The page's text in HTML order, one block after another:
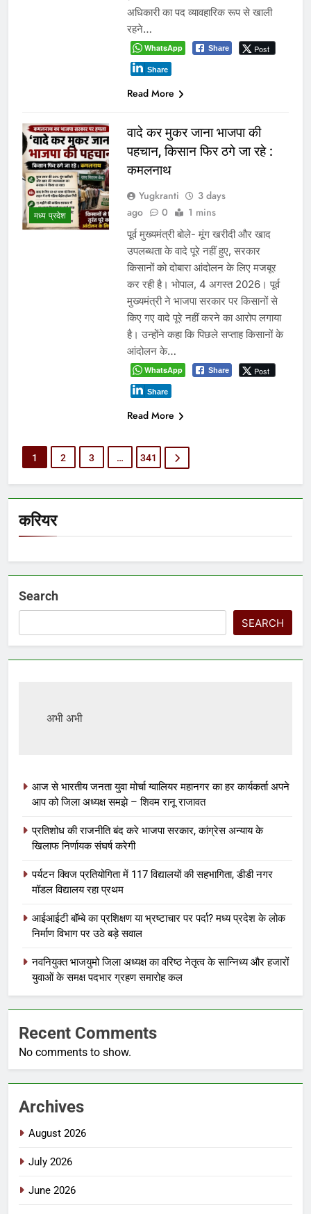
करियर
अधिकारी का पद व्यावहारिक रूप से खाली
रहने…
WhatsApp Share Post
Share
Read More
मध्य प्रदेश
वादे कर मुकर जाना भाजपा की
पहचान, किसान फिर ठगे जा रहे :
कमलनाथ
Yugkranti
3 days
ago
0 1 mins
पूर्व मुख्यमंत्री बोले- मूंग खरीदी और खाद
उपलब्धता के वादे पूरे नहीं हुए, सरकार
किसानों को दोबारा आंदोलन के लिए मजबूर
कर रही है। भोपाल, 4 अगस्त 2026। पूर्व
मुख्यमंत्री ने भाजपा सरकार पर किसानों से
किए गए वादे पूरे नहीं करने का आरोप लगाया
है। उन्होंने कहा कि पिछले सप्ताह किसानों के
आंदोलन के…
WhatsApp Share Post
Share
Read More
1 2 3 … 341
Search
SEARCH
अभी अभी
आज से भारतीय जनता युवा मोर्चा ग्वालियर महानगर का हर कार्यकर्ता अपने
आप को जिला अध्यक्ष समझे – शिवम रानू राजावत
प्रतिशोध की राजनीति बंद करे भाजपा सरकार, कांग्रेस अन्याय के
खिलाफ निर्णायक संघर्ष करेगी
पर्यटन क्विज प्रतियोगिता में 117 विद्यालयों की सहभागिता, डीडी नगर
मॉडल विद्यालय रहा प्रथम
आईआईटी बॉम्बे का प्रशिक्षण या भ्रष्टाचार पर पर्दा? मध्य प्रदेश के लोक
निर्माण विभाग पर उठे बड़े सवाल
नवनियुक्त भाजयुमो जिला अध्यक्ष का वरिष्ठ नेतृत्व के सान्निध्य और हजारों
युवाओं के समक्ष पदभार ग्रहण समारोह कल
Recent Comments
No comments to show.
Archives
August 2026
July 2026
June 2026